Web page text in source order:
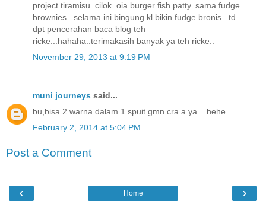
project tiramisu..cilok..oia burger fish patty..sama fudge
brownies...selama ini bingung kl bikin fudge bronis...td
dpt pencerahan baca blog teh
ricke...hahaha..terimakasih banyak ya teh ricke..
November 29, 2013 at 9:19 PM
muni journeys said...
bu,bisa 2 warna dalam 1 spuit gmn cra.a ya....hehe
February 2, 2014 at 5:04 PM
Post a Comment
‹ ›
Home